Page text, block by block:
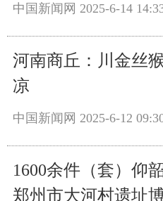
中国新闻网 2025-6-14
河南商丘：川金丝
凉
中国新闻网 2025-6-12
1600余件（套）仰
郑州市大河村遗址